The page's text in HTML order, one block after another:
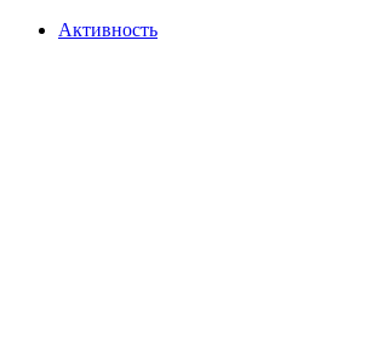
Активность